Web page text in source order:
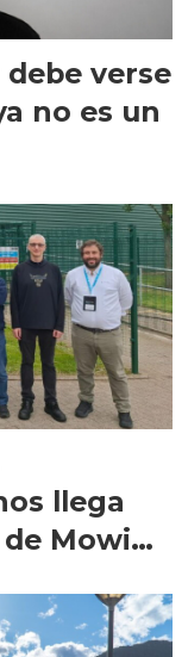
verse
no es un
llega
Mowi